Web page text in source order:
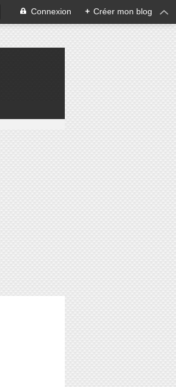
Connexion + Créer mon blog